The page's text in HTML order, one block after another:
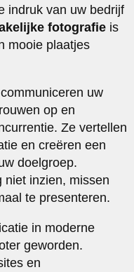
indruk van uw bedrijf
fotografie is
mooie plaatjes
uw
op en
Ze vertellen
en creëren een
doelgroep.
niet inzien, missen
te presenteren.
in moderne
geworden.
en